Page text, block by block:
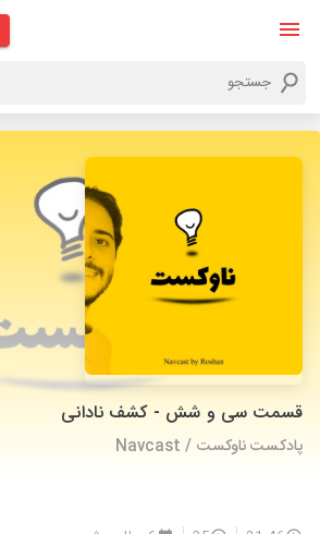
قسمت سی و شش - کشف نادانی
پادکست ناوکست / Navcast